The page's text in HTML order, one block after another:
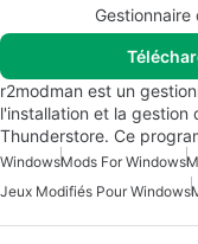
r2modman est un
l'installation et la gestion
Thunderstore. Ce
WindowsMods For Windows
Jeux Modifiés Pour Windows